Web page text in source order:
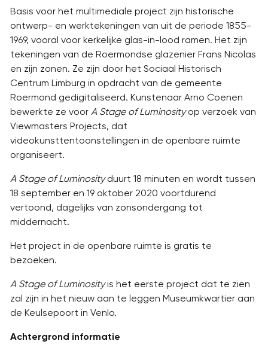
Basis voor het multimediale project zijn historische
ontwerp- en werktekeningen van uit de periode 1855-
1969, vooral voor kerkelijke glas-in-lood ramen. Het zijn
tekeningen van de Roermondse glazenier Frans Nicolas
en zijn zonen. Ze zijn door het Sociaal Historisch
Centrum Limburg in opdracht van de gemeente
Roermond gedigitaliseerd. Kunstenaar Arno Coenen
bewerkte ze voorA Stage of Luminosityop verzoek van
Viewmasters Projects, dat
videokunsttentoonstellingen in de openbare ruimte
organiseert.
A Stage of Luminosityduurt 18 minuten en wordt tussen
18 september en 19 oktober 2020 voortdurend
vertoond, dagelijks van zonsondergang tot
middernacht.
Het project in de openbare ruimte is gratis te
bezoeken.
A Stage of Luminosityis het eerste project dat te zien
zal zijn in het nieuw aan te leggen Museumkwartier aan
de Keulsepoort in Venlo.
Achtergrond informatie